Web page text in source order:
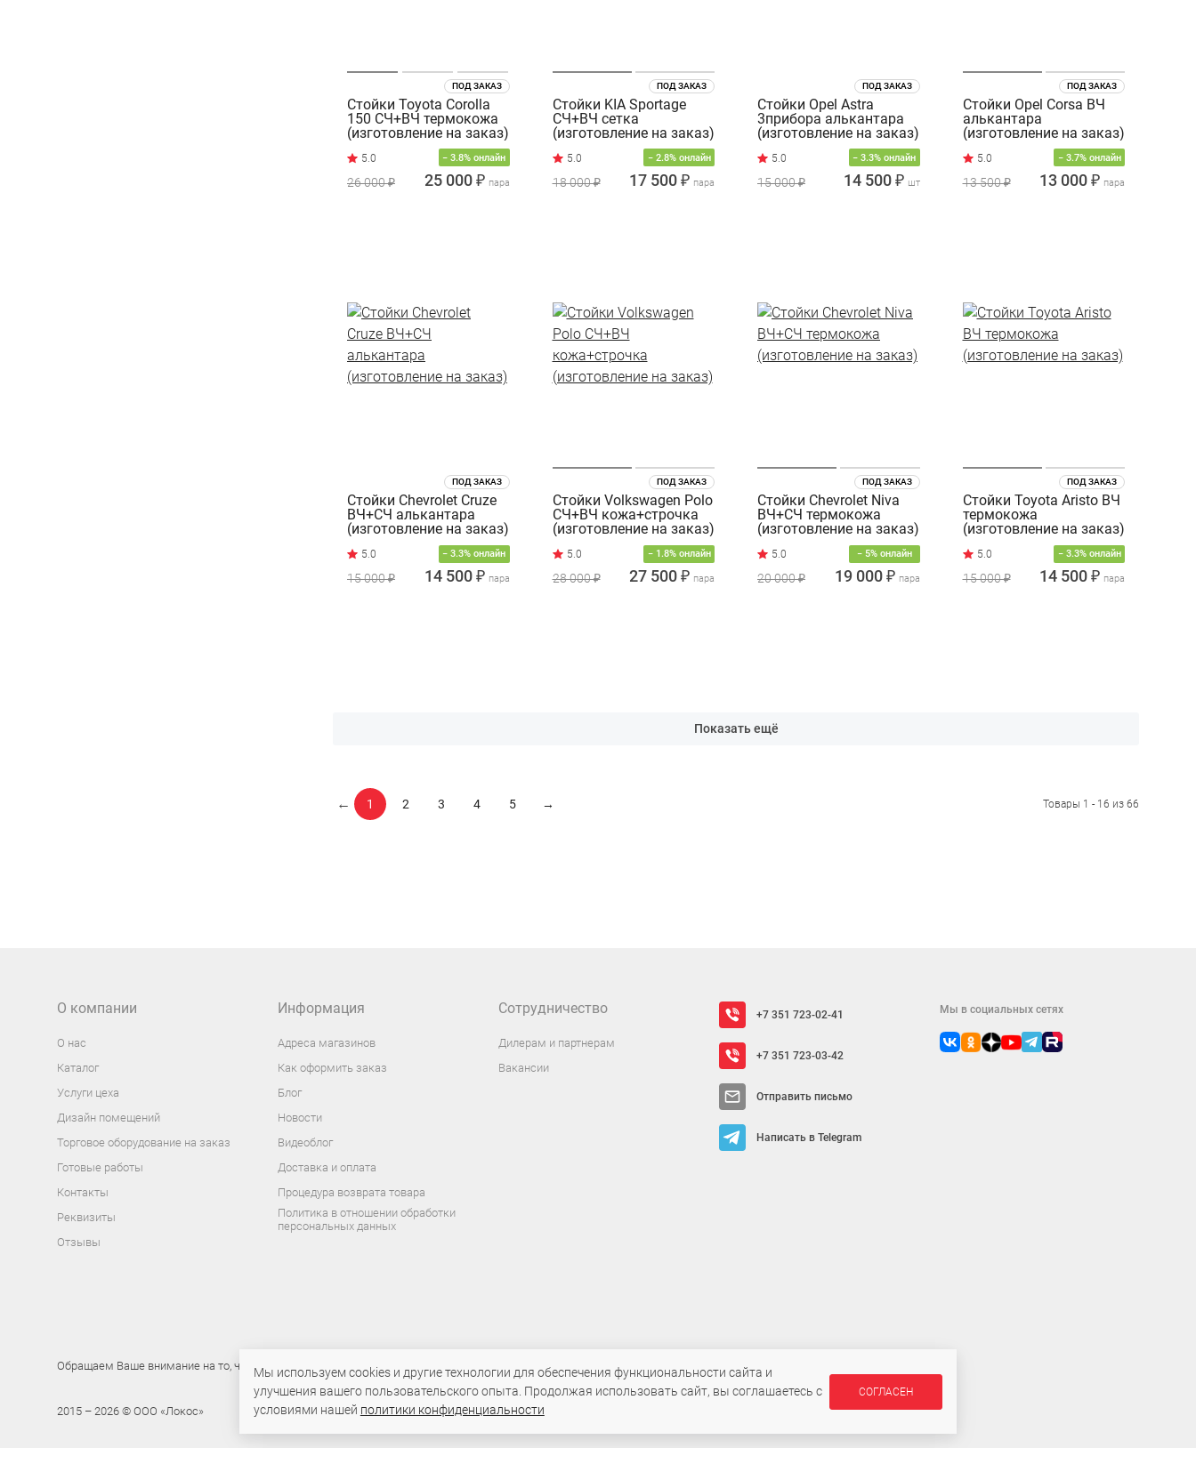
ПОД ЗАКАЗ
Стойки Toyota Corolla
150 СЧ+ВЧ термокожа
(изготовление на заказ)
− 3.8% онлайн
26 000 ₽ 25 000 ₽ пара
ПОД ЗАКАЗ
Стойки KIA Sportage
СЧ+ВЧ сетка
(изготовление на заказ)
− 2.8% онлайн
18 000 ₽ 17 500 ₽ пара
ПОД ЗАКАЗ
Стойки Opel Astra
3прибора алькантара
(изготовление на заказ)
− 3.3% онлайн
15 000 ₽ 14 500 ₽ шт
ПОД ЗАКАЗ
Стойки Opel Corsa ВЧ
алькантара
(изготовление на заказ)
− 3.7% онлайн
13 500 ₽ 13 000 ₽ пара
ПОД ЗАКАЗ
Стойки Chevrolet Cruze
ВЧ+СЧ алькантара
(изготовление на заказ)
− 3.3% онлайн
15 000 ₽ 14 500 ₽ пара
ПОД ЗАКАЗ
Стойки Volkswagen Polo
СЧ+ВЧ кожа+строчка
(изготовление на заказ)
− 1.8% онлайн
28 000 ₽ 27 500 ₽ пара
ПОД ЗАКАЗ
Стойки Chevrolet Niva
ВЧ+СЧ термокожа
(изготовление на заказ)
− 5% онлайн
20 000 ₽ 19 000 ₽ пара
ПОД ЗАКАЗ
Стойки Toyota Aristo ВЧ
термокожа
(изготовление на заказ)
− 3.3% онлайн
15 000 ₽ 14 500 ₽ пара
Показать ещё
Товары 1 - 16 из 66
← 1 2 3 4 5 →
О компании
О нас
Каталог
Услуги цеха
Дизайн помещений
Торговое оборудование на заказ
Готовые работы
Контакты
Реквизиты
Отзывы
Информация
Адреса магазинов
Как оформить заказ
Блог
Новости
Видеоблог
Доставка и оплата
Процедура возврата товара
Политика в отношении обработки
персональных данных
Сотрудничество
Дилерам и партнерам
Вакансии
+7 351 723-02-41
+7 351 723-03-42
Отправить письмо
Написать в Telegram
Мы в социальных сетях
Обращаем Ваше внимание на то, что данный интернет-сайт носит исключительно информационный характер и ни при каких условиях не является публичной офертой
2015 – 2026 © ООО «Локос»
Мы используем cookies и другие технологии для обеспечения функциональности сайта и
улучшения вашего пользовательского опыта. Продолжая использовать сайт, вы соглашаетесь с
условиями нашей политики конфиденциальности
СОГЛАСЕН